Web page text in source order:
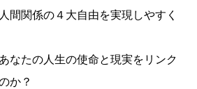
間関係の４大自由を実現しやすく
なたの人生の使命と現実をリンク
か？